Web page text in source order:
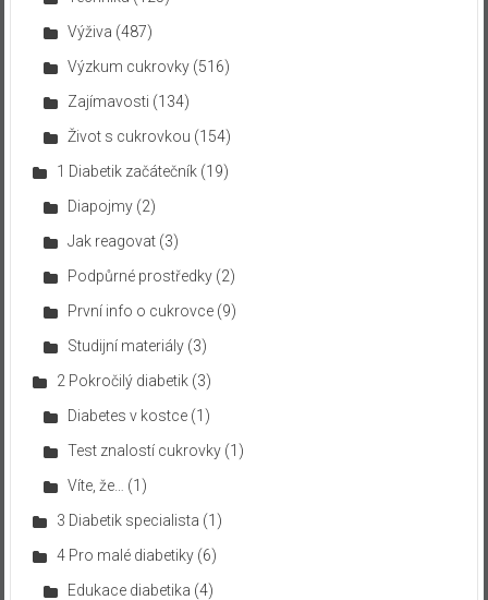
Výživa (487)
Výzkum cukrovky(516)
Zajímavosti (134)
Život s cukrovkou (154)
1 Diabetik začátečník(19)
Diapojmy(2)
Jak reagovat(3)
Podpůrné prostředky(2)
První info o cukrovce(9)
Studijní materiály(3)
2 Pokročilý diabetik(3)
Diabetes v kostce(1)
Test znalostí cukrovky(1)
Víte, že…
(1)
3 Diabetik specialista (1)
4 Pro malé diabetiky(6)
Edukace diabetika (4)